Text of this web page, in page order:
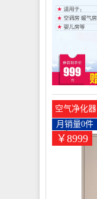
空气净化器
￥8999
月销量0件